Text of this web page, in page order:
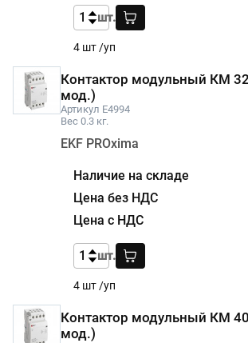
4 шт /уп
шт.
Контактор модульный КМ
мод.)
Артикул E4994
Вес 0.3 кг.
EKF PROxima
4 шт /уп
шт.
Контактор модульный КМ
мод.)